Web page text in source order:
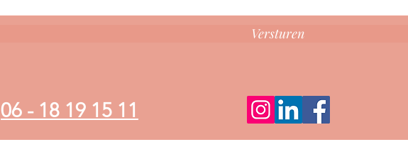
Versturen
06 - 18 19 15 11